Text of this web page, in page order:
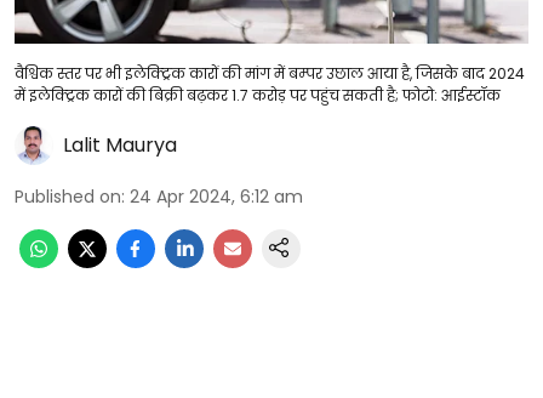
वैश्विक स्तर पर भी इलेक्ट्रिक कारों की मांग में बम्पर उछाल आया है, जिसके बाद 2024
में इलेक्ट्रिक कारों की बिक्री बढ़कर 1.7 करोड़ पर पहुंच सकती है; फोटो: आईस्टॉक
Lalit Maurya
Published on: 24 Apr 2024, 6:12 am